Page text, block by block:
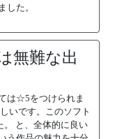
した。
無難な出
は☆5をつけられま
いです。このソフト
。 と、全体的に良い